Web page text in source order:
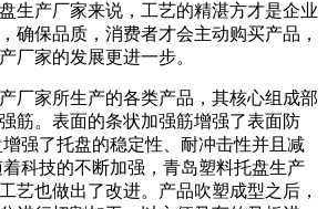
产厂家来说，工艺的精湛方才是企业
确保品质，消费者才会主动购买产品，
厂家的发展更进一步。
家所生产的各类产品，其核心组成部
筋。表面的条状加强筋增强了表面防
强了托盘的稳定性、耐冲击性并且减
科技的不断加强，青岛塑料托盘生产
艺也做出了改进。产品吹塑成型之后，